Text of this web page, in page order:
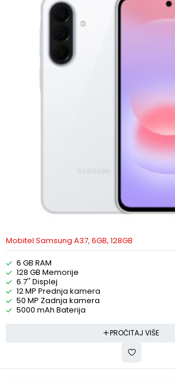
Mobitel Samsung A37, 6GB, 128GB
6 GB RAM
128 GB Memorije
6.7'' Displej
12 MP Prednja kamera
50 MP Zadnja kamera
5000 mAh Baterija
PROČITAJ VIŠE